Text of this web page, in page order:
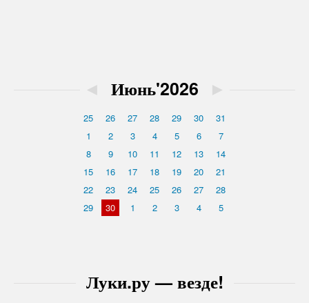
Луки.ру — везде!
◄ Июнь'2026 ►
25 26 27 28 29 30
31
1
2 3 4 5 6
7
8
9 10 11 12 13
14
15
16 17 18 19 20
21
22
23 24 25 26 27
28
29
30 1 2 3 4 5